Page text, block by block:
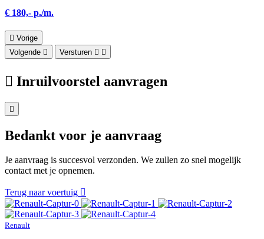
€ 180,- p./m.
Vorige
Volgende
Versturen
Inruilvoorstel aanvragen
Bedankt voor je aanvraag
Je aanvraag is succesvol verzonden. We zullen zo snel mogelijk
contact met je opnemen.
Terug naar voertuig
Renault